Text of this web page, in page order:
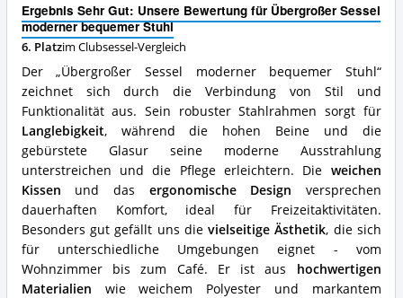
Ergebnis Sehr Gut: Unsere Bewertung für Übergroßer Sessel
moderner bequemer Stuhl
6. Platzim Clubsessel-Vergleich
Der „Übergroßer Sessel moderner bequemer Stuhl“
zeichnet sich durch die Verbindung von Stil und
Funktionalität aus. Sein robuster Stahlrahmen sorgt für
Langlebigkeit, während die hohen Beine und die
gebürstete Glasur seine moderne Ausstrahlung
unterstreichen und die Pflege erleichtern. Die weichen
Kissen und das ergonomische Design versprechen
dauerhaften Komfort, ideal für Freizeitaktivitäten.
Besonders gut gefällt uns dievielseitige Ästhetik, die sich
für unterschiedliche Umgebungen eignet - vom
Wohnzimmer bis zum Café. Er ist aus hochwertigen
Materialien wie weichem Polyester und markantem
Stuhl
Vorteile:
Was
spricht
für
diesen
Clubsessel?